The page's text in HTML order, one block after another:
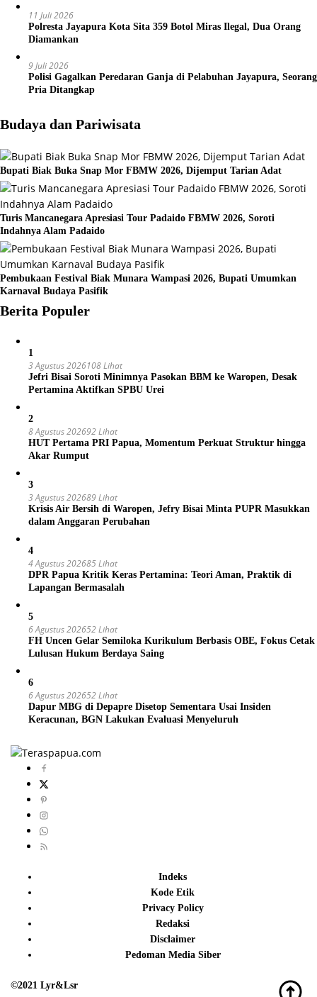
11 Juli 2026
Polresta Jayapura Kota Sita 359 Botol Miras Ilegal, Dua Orang
Diamankan
9 Juli 2026
Polisi Gagalkan Peredaran Ganja di Pelabuhan Jayapura, Seorang
Pria Ditangkap
Budaya dan Pariwisata
Bupati Biak Buka Snap Mor FBMW 2026, Dijemput Tarian Adat
Turis Mancanegara Apresiasi Tour Padaido FBMW 2026, Soroti
Indahnya Alam Padaido
Pembukaan Festival Biak Munara Wampasi 2026, Bupati Umumkan
Karnaval Budaya Pasifik
Berita Populer
1
3 Agustus 2026108 Lihat
Jefri Bisai Soroti Minimnya Pasokan BBM ke Waropen, Desak
Pertamina Aktifkan SPBU Urei
2
8 Agustus 202692 Lihat
HUT Pertama PRI Papua, Momentum Perkuat Struktur hingga
Akar Rumput
3
3 Agustus 202689 Lihat
Krisis Air Bersih di Waropen, Jefry Bisai Minta PUPR Masukkan
dalam Anggaran Perubahan
4
4 Agustus 202685 Lihat
DPR Papua Kritik Keras Pertamina: Teori Aman, Praktik di
Lapangan Bermasalah
5
6 Agustus 202652 Lihat
FH Uncen Gelar Semiloka Kurikulum Berbasis OBE, Fokus Cetak
Lulusan Hukum Berdaya Saing
6
6 Agustus 202652 Lihat
Dapur MBG di Depapre Disetop Sementara Usai Insiden
Keracunan, BGN Lakukan Evaluasi Menyeluruh
Indeks
Kode Etik
Privacy Policy
Redaksi
Disclaimer
Pedoman Media Siber
©2021 Lyr&Lsr